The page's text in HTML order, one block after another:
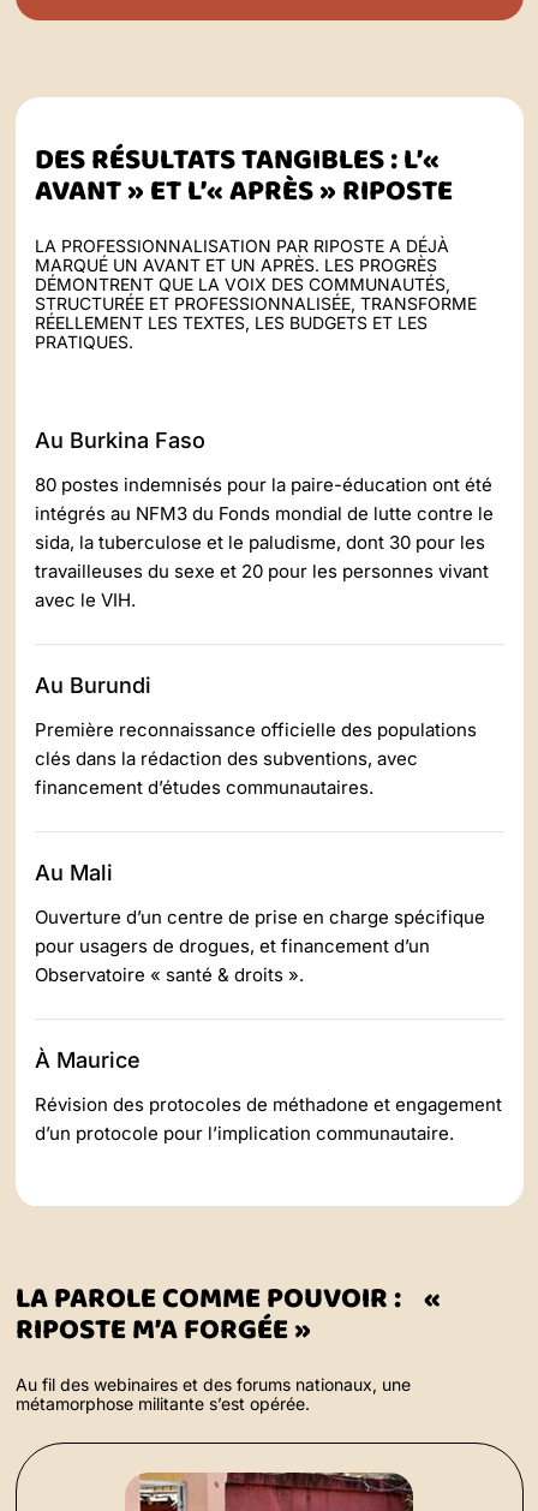
DES RÉSULTATS TANGIBLES : L’«
AVANT » ET L’« APRÈS » RIPOSTE
LA PROFESSIONNALISATION PAR RIPOSTE A DÉJÀ
MARQUÉ UN AVANT ET UN APRÈS. LES PROGRÈS
DÉMONTRENT QUE LA VOIX DES COMMUNAUTÉS,
STRUCTURÉE ET PROFESSIONNALISÉE, TRANSFORME
RÉELLEMENT LES TEXTES, LES BUDGETS ET LES
PRATIQUES.
Au Burkina Faso
80 postes indemnisés pour la paire-éducation ont été
intégrés au NFM3 du Fonds mondial de lutte contre le
sida, la tuberculose et le paludisme, dont 30 pour les
travailleuses du sexe et 20 pour les personnes vivant
avec le VIH.
Au Burundi
Première reconnaissance officielle des populations
clés dans la rédaction des subventions, avec
financement d’études communautaires.
Au Mali
Ouverture d’un centre de prise en charge spécifique
pour usagers de drogues, et financement d’un
Observatoire « santé & droits ».
À Maurice
Révision des protocoles de méthadone et engagement
d’un protocole pour l’implication communautaire.
LA PAROLE COMME POUVOIR : «
RIPOSTE M’A FORGÉE »
Au fil des webinaires et des forums nationaux, une
métamorphose militante s’est opérée.